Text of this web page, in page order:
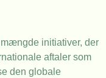
initiativer, der
aftaler som
den globale